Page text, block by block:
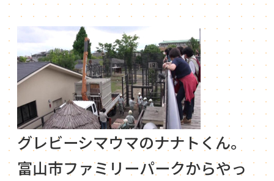
グレビーシマウマのナナトくん。
富山市ファミリーパークからやっ